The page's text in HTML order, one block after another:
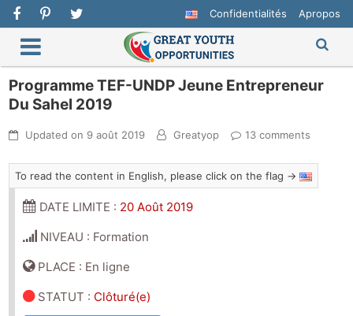
Confidentialités Apropos
Programme TEF-UNDP Jeune Entrepreneur
Du Sahel 2019
Updated on 9 août 2019 Greatyop 13 comments
To read the content in English, please click on the flag →
DATE LIMITE : 20 Août 2019
NIVEAU : Formation
PLACE : En ligne
STATUT : Clôturé(e)